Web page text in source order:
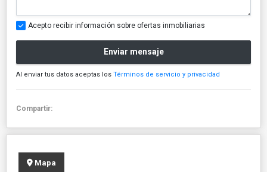
Acepto recibir información sobre ofertas inmobiliarias
Enviar mensaje
Al enviar tus datos aceptas los Términos de servicio y privacidad
Compartir:
Mapa